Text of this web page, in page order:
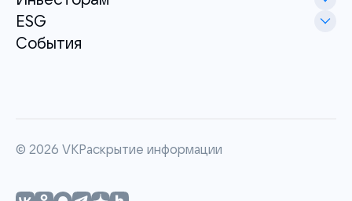
ESG
События
© 2026 VKРаскрытие информации